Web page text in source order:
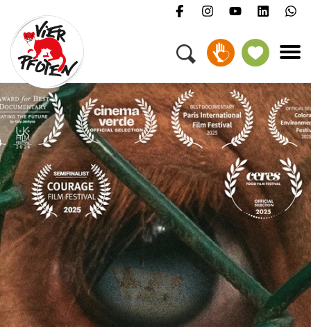
Menü
Kampagnen & Themen
Tiere
Helfen
Über uns
Jobs
Presse
FAQ
Newsletter
Kontakt
Spenden
Petition